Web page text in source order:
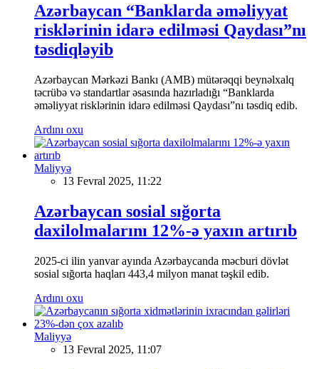
Azərbaycan “Banklarda əməliyyat
risklərinin idarə edilməsi Qaydası”nı
təsdiqləyib
Azərbaycan Mərkəzi Bankı (AMB) mütərəqqi beynəlxalq
təcrübə və standartlar əsasında hazırladığı “Banklarda
əməliyyat risklərinin idarə edilməsi Qaydası”nı təsdiq edib.
Ardını oxu
Maliyyə
13 Fevral 2025, 11:22
Azərbaycan sosial sığorta
daxilolmalarını 12%-ə yaxın artırıb
2025-ci ilin yanvar ayında Azərbaycanda məcburi dövlət
sosial sığorta haqları 443,4 milyon manat təşkil edib.
Ardını oxu
Maliyyə
13 Fevral 2025, 11:07